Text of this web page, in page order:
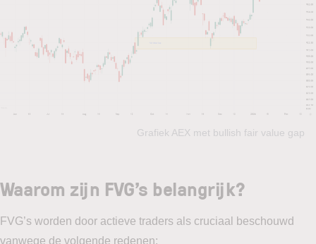
Grafiek AEX met bullish fair value gap
Waarom zijn FVG’s belangrijk?
FVG’s worden door actieve traders als cruciaal beschouwd
vanwege de volgende redenen: